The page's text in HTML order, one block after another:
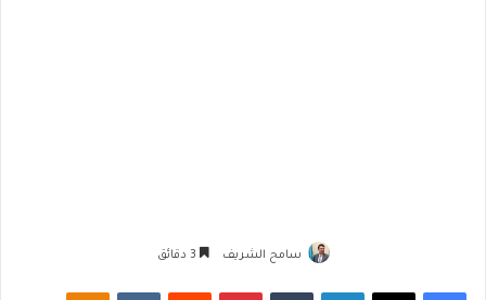
سامح الشريف
فيسبوك لينكدإن بينتيريست